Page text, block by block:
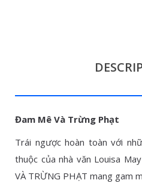
Đam Mê Và Trừng Phạt
Trái ngược hoàn toàn với
thuộc của nhà văn Louisa
VÀ TRỪNG PHẠT mang gam